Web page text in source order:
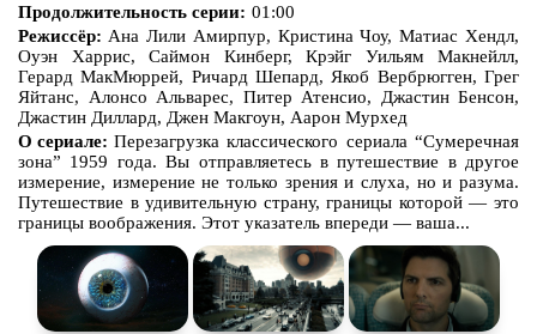
Продолжительность серии: 01:00
Режиссёр: Ана Лили Амирпур, Кристина Чоу, Матиас Хендл,
Оуэн Харрис, Саймон Кинберг, Крэйг Уильям Макнейлл,
Герард МакМюррей, Ричард Шепард, Якоб Вербрюгген, Грег
Яйтанс, Алонсо Альварес, Питер Атенсио, Джастин Бенсон,
Джастин Диллард, Джен Макгоун, Аарон Мурхед
О сериале: Перезагрузка классического сериала “Сумеречная
зона” 1959 года. Вы отправляетесь в путешествие в другое
измерение, измерение не только зрения и слуха, но и разума.
Путешествие в удивительную страну, границы которой — это
границы воображения. Этот указатель впереди — ваша...